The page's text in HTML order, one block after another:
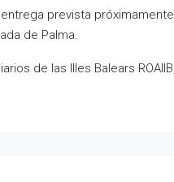
prevista próximamente.
de Palma.
de las Illes Balears ROAIIB,